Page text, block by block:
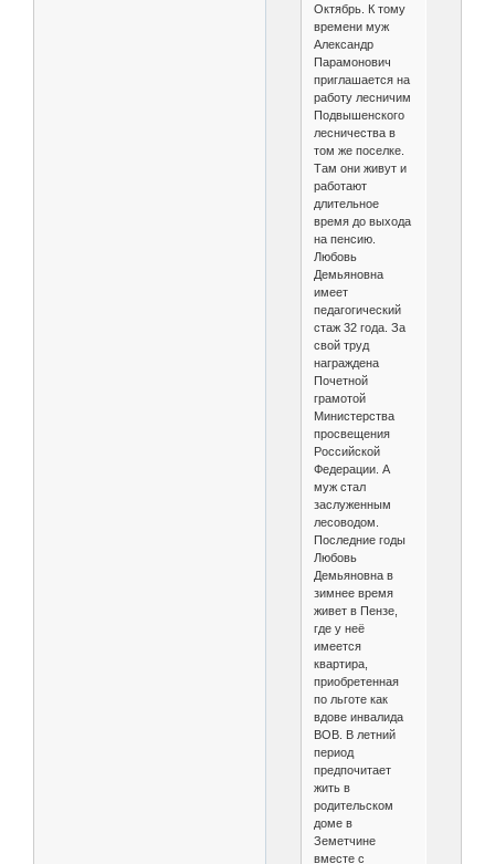
Октябрь. К тому
времени муж
Александр
Парамонович
приглашается на
работу лесничим
Подвышенского
лесничества в
том же поселке.
Там они живут и
работают
длительное
время до выхода
на пенсию.
Любовь
Демьяновна
имеет
педагогический
стаж 32 года. За
свой труд
награждена
Почетной
грамотой
Министерства
просвещения
Российской
Федерации. А
муж стал
заслуженным
лесоводом.
Последние годы
Любовь
Демьяновна в
зимнее время
живет в Пензе,
где у неё
имеется
квартира,
приобретенная
по льготе как
вдове инвалида
ВОВ. В летний
период
предпочитает
жить в
родительском
доме в
Земетчине
вместе с